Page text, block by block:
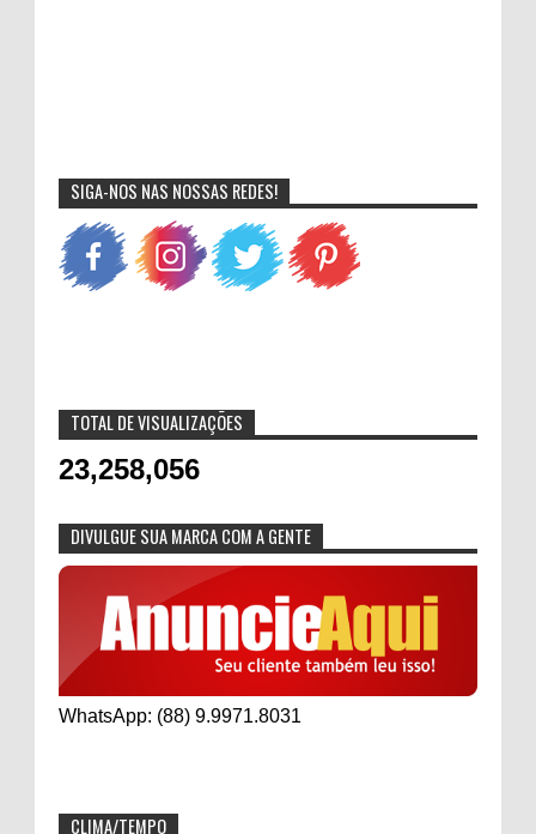
SIGA-NOS NAS NOSSAS REDES!
TOTAL DE VISUALIZAÇÕES
23,258,056
DIVULGUE SUA MARCA COM A GENTE
WhatsApp: (88) 9.9971.8031
CLIMA/TEMPO